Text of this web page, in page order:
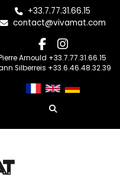
+33.7.77.31.66.15
contact@vivamat.com
facebook
instagram
Arnould +33.7.77.31.66.15
Silberreis +33.6.46.48.32.39
Rechercher